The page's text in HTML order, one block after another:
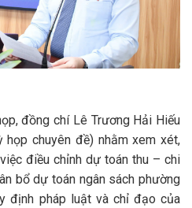
đồng chí Lê Trương Hải Hiếu
chuyên đề) nhằm xem xét,
điều chỉnh dự toán thu – chi
bổ dự toán ngân sách phường
định pháp luật và chỉ đạo của